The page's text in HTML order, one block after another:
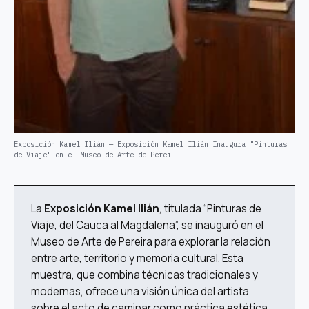
Exposición Kamel Ilián — Exposición Kamel Ilián Inaugura "Pinturas
de Viaje" en el Museo de Arte de Perei
La Exposición Kamel Ilián, titulada “Pinturas de
Viaje, del Cauca al Magdalena”, se inauguró en el
Museo de Arte de Pereira para explorar la relación
entre arte, territorio y memoria cultural. Esta
muestra, que combina técnicas tradicionales y
modernas, ofrece una visión única del artista